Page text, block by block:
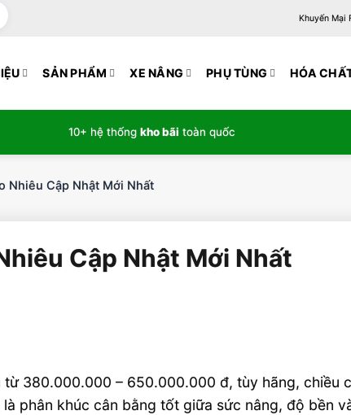
Khuyến Mại
SẢN PHẨM XE NÂNG PHỤ TÙNG HÓA
10+ hệ thống kho bãi toàn quốc
Nhiêu Cập Nhật Mới Nhất
Cập Nhật Mới Nhất
380.000.000 – 650.000.000 đ, tùy hãng, chiều
phân khúc cân bằng tốt giữa sức nâng, độ bền